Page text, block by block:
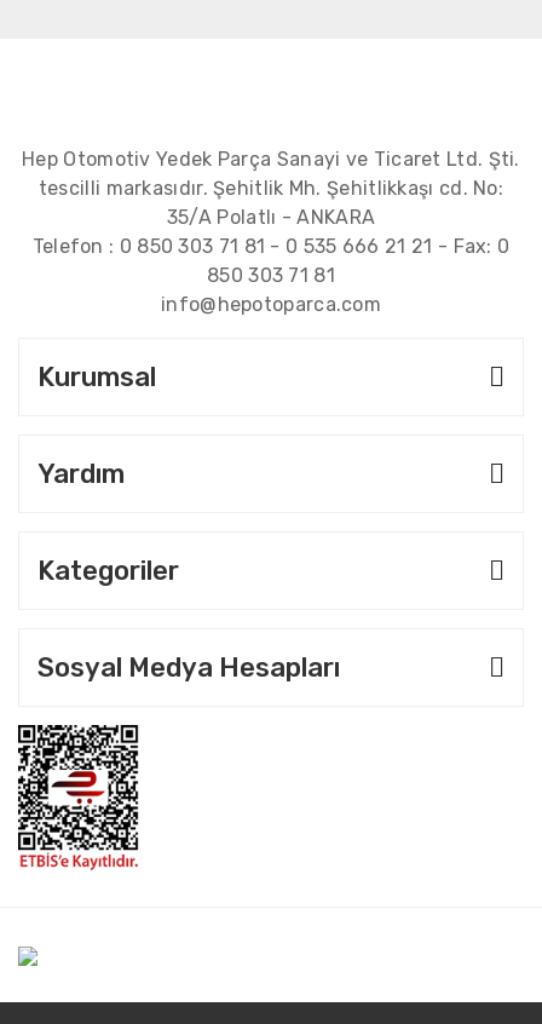
Hep Otomotiv Yedek Parça Sanayi ve Ticaret Ltd. Şti.
tescilli markasıdır. Şehitlik Mh. Şehitlikkaşı cd. No:
35/A Polatlı - ANKARA
Telefon : 0 850 303 71 81 - 0 535 666 21 21 - Fax: 0
850 303 71 81
info@hepotoparca.com
Kurumsal
Yardım
Kategoriler
Sosyal Medya Hesapları